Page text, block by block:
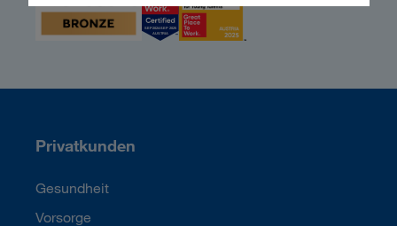
Privatkunden
Gesundheit
Vorsorge